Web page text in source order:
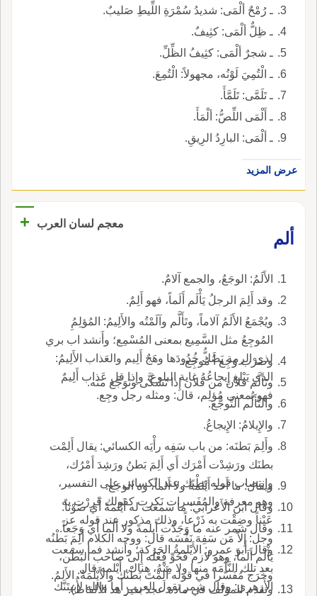
ـ رُمْحٌ ألْمَى: شديدُ سُمْرَةِ اللِّيطِ صَليبٌ.
ـ ظِلٌّ ألْمَى: كثِيفٌ.
ـ شجرٌ ألْمَى: كثِيفُ الظِّلِّ.
ـ الْتُمِيَ لَوْنُه، مجهولاً: الْتُمِعَ.
ـ تَلَمَّى: تَلَمَّأَ.
ـ أَلْمَى اللِّصُّ: ألْمَأَ.
ـ ألْمَى: البارِدُ الرِيقِ.
عرض المزيد
معجم لسان العرب
+
ألم
الأَلَمُ: الوجَعُ، والجمع آلامٌ.
وقد أَلِمَ الرجلُ يَأْلَم أَلَماً، فهو أَلِمٌ.
ويُجْمَعُ الأَلَمُ آلاماً، وتَأَلَّم وآلَمْتُه والأَلِيمُ: المُؤلِمُِ
المُوجِعُ مثل السَّمِيع بمعنى المُسْمِع؛ وأَنشد اب بري
لذي الرمة يَصُكُّ خُدُودَها وهَجٌ أَلِيم والعَذاب الأَلِيمُ:
الذي يَبْلغ إِيجاعُهُ غاية البلوغ، وإِذا قل عَذاب أَلِيمٌ
فهو بمعنى مُؤلِم، قال: ومثله رجل وجِع.
وضرْب وَجِع أَ مُوجِع.
وتَأَلَّم فلان من فلان إِذا تَشَكَّى وتَوَجَّع منه.
والتَّأَلُّم التَّوجُّع.
والإِيلامُ: الإِيجاعُ.
وأَلِمَ بَطنَه: من باب سَفِه رأْيَه الكسائي: يقال أَلِمْت
بطنَك ورَشِدْت أَمْرَك أَي أَلِمَ بَطنُ ورَشِدَ أَمْرُك،
وانتِصاب قوله بَطْنَك عند الكسائي على التفسير،
وهو معرفة والمُفَسرات نَكرت كقولك قَرِرْت به
عَيْناً وضِقْت به ذَرْعاً، وذلك مذكور عند قوله عز
وجل: إِلاَّ مَن سَفِهَ نَفْسَه قال: ووجه الكلام أَلِمَ بَطْنُه
يَأْلَم أَلَماً، وهو لازم فَحُوِّ فِعْلُه إِلى صاحب البَطْن،
وخَرَج مُفَسّراً في قوله أَلِمْتَ بَطْنَك والأَيْلَمَةُ: الأَلمُ.
ويقال: ما أَخذ أَيْلمةً ولا أَلماً، وه الوجَع.
وقال ابن الأَعرابي: ما سمعت له أَيْلمةً أََي صَوْتاً.
وقال شمر عنه ما وَجَدْت أَيلمةً ولا أَلَما أَي وَجَعاً.
وقال أَبو عمرو: الأَيْلمةُ الحَركة؛ وأَنشد فما سمعت
بعد تلك النَّأَمَه منها ولا مِنْهُ، هناك، أَيْلمه قال
الأَزهري: وقال شمر تقول العرب أَما والله لأُبِيتَنَّك
وتقدم للمؤلف في مادة عجد بغير هذ الألفاط).